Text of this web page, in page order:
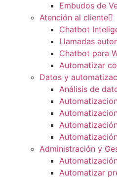
Embudos de
Atención al cliente
Chatbot
Llamadas
Chatbot para
Automatizar
Datos y
Análisis de
Administración y
Automatizar